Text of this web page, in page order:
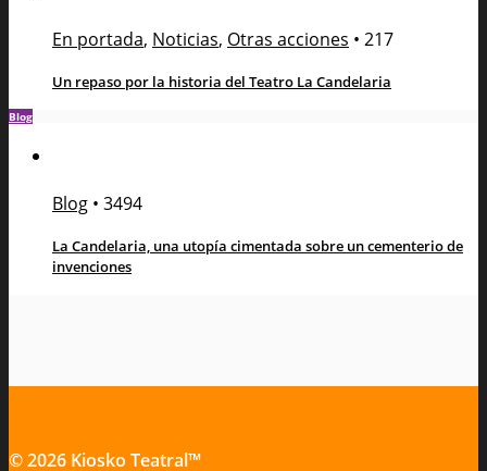
En portada, Noticias, Otras acciones • 217
Un repaso por la historia del Teatro La Candelaria
Blog
Blog • 3494
La Candelaria, una utopía cimentada sobre un cementerio de
invenciones
© 2026 Kiosko Teatral™